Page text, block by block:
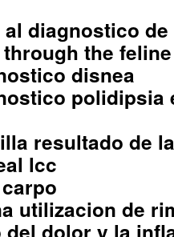
diagnostico
the
disnea
polidipsia
resultado de
lcc
utilizacion de
del dolor y la